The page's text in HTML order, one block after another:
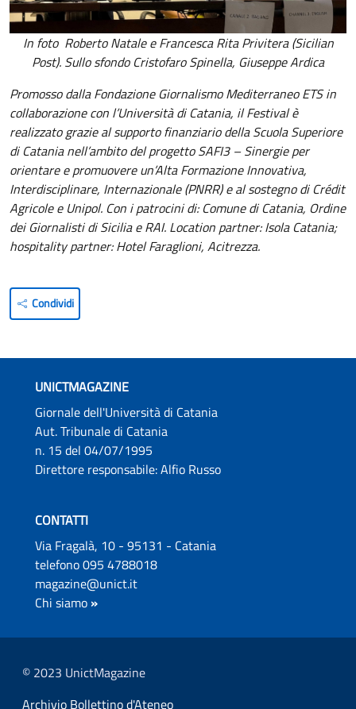
In foto Roberto Natale e Francesca Rita Privitera (Sicilian
Post). Sullo sfondo Cristofaro Spinella, Giuseppe Ardica
Promosso dalla Fondazione Giornalismo Mediterraneo ETS in
collaborazione con l’Università di Catania, il Festival è
realizzato grazie al supporto finanziario della Scuola Superiore
di Catania nell’ambito del progetto SAFI3 – Sinergie per
orientare e promuovere un’Alta Formazione Innovativa,
Interdisciplinare, Internazionale (PNRR) e al sostegno di Crédit
Agricole e Unipol. Con i patrocini di: Comune di Catania, Ordine
dei Giornalisti di Sicilia e RAI. Location partner: Isola Catania;
hospitality partner: Hotel Faraglioni, Acitrezza.
Condividi
UNICTMAGAZINE
Giornale dell'Università di Catania
Aut. Tribunale di Catania
n. 15 del 04/07/1995
Direttore responsabile: Alfio Russo
CONTATTI
Via Fragalà, 10 - 95131 - Catania
telefono 095 4788018
magazine@unict.it
Chi siamo »
© 2023 UnictMagazine
Archivio Bollettino d'Ateneo